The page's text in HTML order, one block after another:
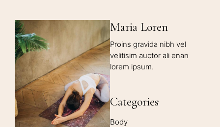
Maria Loren
Proins gravida nibh vel
velitisim auctor ali enan
lorem ipsum.
Categories
Body